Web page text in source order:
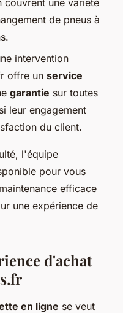
couvrent une variété
de pneus à
intervention
offre un service
garantie sur toutes
leur engagement
du client.
l'équipe
pour vous
efficace
une expérience de
d'achat
en ligne se veut